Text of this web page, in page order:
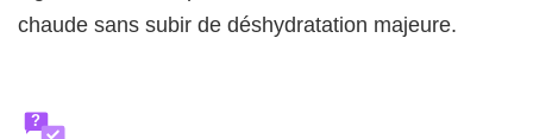
chaude sans subir de déshydratation majeure.
?